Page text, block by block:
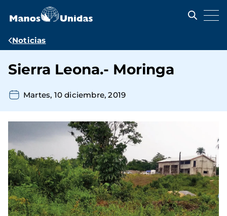
contenido
Ruta
navegación
Noticias
Sierra Leona.- Moringa
Martes, 10 diciembre, 2019